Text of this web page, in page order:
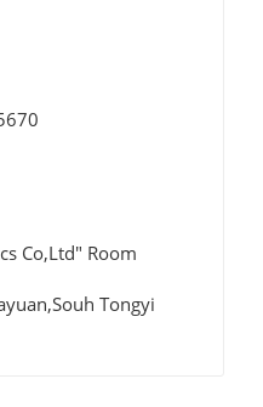
Co,Ltd" Room
Tongyi